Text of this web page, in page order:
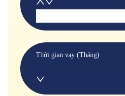
Thời gian vay (Tháng)